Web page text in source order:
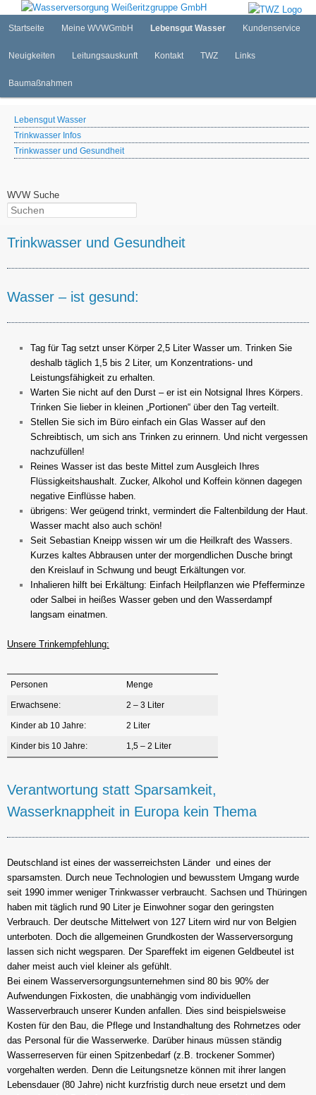
primären
springenWasserversorgung Weißeritzgruppe
GmbH
Internetauftritt der WVW GmbH
Hauptmenü
Startseite Meine WVWGmbH Lebensgut Wasser Kundenservice
Neuigkeiten Leitungsauskunft Kontakt TWZ Links
Baumaßnahmen
Lebensgut Wasser
Trinkwasser Infos
Trinkwasser und Gesundheit
WVW Suche
Suchen
Trinkwasser und Gesundheit
Wasser – ist gesund:
Tag für Tag setzt unser Körper 2,5 Liter Wasser um. Trinken Sie
deshalb täglich 1,5 bis 2 Liter, um Konzentrations- und
Leistungsfähigkeit zu erhalten.
Warten Sie nicht auf den Durst – er ist ein Notsignal Ihres Körpers.
Trinken Sie lieber in kleinen „Portionen“ über den Tag verteilt.
Stellen Sie sich im Büro einfach ein Glas Wasser auf den
Schreibtisch, um sich ans Trinken zu erinnern. Und nicht vergessen
nachzufüllen!
Reines Wasser ist das beste Mittel zum Ausgleich Ihres
Flüssigkeitshaushalt. Zucker, Alkohol und Koffein können dagegen
negative Einflüsse haben.
übrigens: Wer geügend trinkt, vermindert die Faltenbildung der Haut.
Wasser macht also auch schön!
Seit Sebastian Kneipp wissen wir um die Heilkraft des Wassers.
Kurzes kaltes Abbrausen unter der morgendlichen Dusche bringt
den Kreislauf in Schwung und beugt Erkältungen vor.
Inhalieren hilft bei Erkältung: Einfach Heilpflanzen wie Pfefferminze
oder Salbei in heißes Wasser geben und den Wasserdampf
langsam einatmen.
Unsere Trinkempfehlung:
Personen Menge
Erwachsene: 2 – 3 Liter
Kinder ab 10 Jahre: 2 Liter
Kinder bis 10 Jahre: 1,5 – 2 Liter
Verantwortung statt Sparsamkeit,
Wasserknappheit in Europa kein Thema
Deutschland ist eines der wasserreichsten Länder  und eines der
sparsamsten. Durch neue Technologien und bewusstem Umgang wurde
seit 1990 immer weniger Trinkwasser verbraucht. Sachsen und Thüringen
haben mit täglich rund 90 Liter je Einwohner sogar den geringsten
Verbrauch. Der deutsche Mittelwert von 127 Litern wird nur von Belgien
unterboten. Doch die allgemeinen Grundkosten der Wasserversorgung
lassen sich nicht wegsparen. Der Spareffekt im eigenen Geldbeutel ist
daher meist auch viel kleiner als gefühlt.
Bei einem Wasserversorgungsunternehmen sind 80 bis 90% der
Aufwendungen Fixkosten, die unabhängig vom individuellen
Wasserverbrauch unserer Kunden anfallen. Dies sind beispielsweise
Kosten für den Bau, die Pflege und Instandhaltung des Rohrnetzes oder
das Personal für die Wasserwerke. Darüber hinaus müssen ständig
Wasserreserven für einen Spitzenbedarf (z.B. trockener Sommer)
vorgehalten werden. Denn die Leitungsnetze können mit ihrer langen
Lebensdauer (80 Jahre) nicht kurzfristig durch neue ersetzt und dem